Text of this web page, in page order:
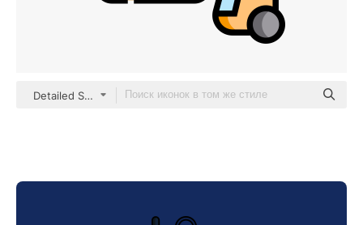
Detailed Straight Lineal color